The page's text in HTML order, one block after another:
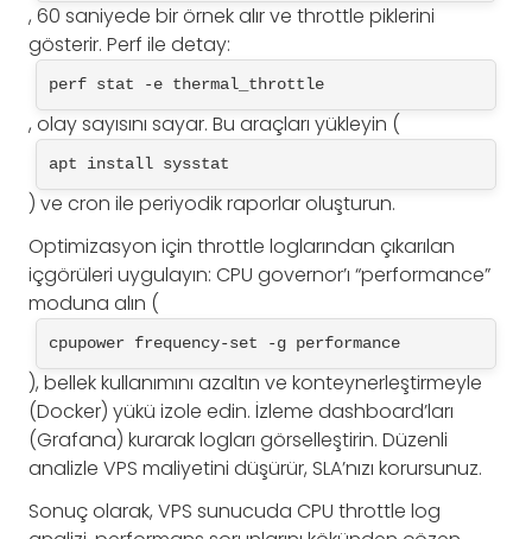
, 60 saniyede bir örnek alır ve throttle piklerini
gösterir. Perf ile detay:
perf stat -e thermal_throttle
, olay sayısını sayar. Bu araçları yükleyin (
apt install sysstat
) ve cron ile periyodik raporlar oluşturun.
Optimizasyon için throttle loglarından çıkarılan
içgörüleri uygulayın: CPU governor’ı “performance”
moduna alın (
cpupower frequency-set -g performance
), bellek kullanımını azaltın ve konteynerleştirmeyle
(Docker) yükü izole edin. İzleme dashboard’ları
(Grafana) kurarak logları görselleştirin. Düzenli
analizle VPS maliyetini düşürür, SLA’nızı korursunuz.
Sonuç olarak, VPS sunucuda CPU throttle log